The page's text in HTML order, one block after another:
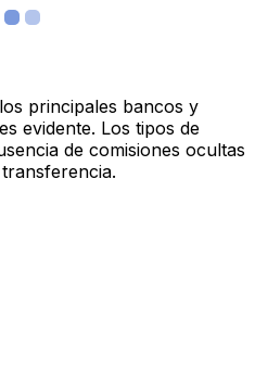
principales bancos y
evidente. Los tipos de
de comisiones ocultas